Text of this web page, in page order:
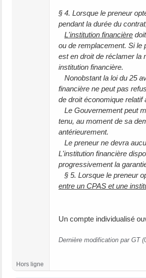
§ 4. Lorsque le preneur
pendant la durée du
L'institution financière
ou de remplacement. Si le
est en droit de réclamer la
institution financière.
Nonobstant la loi du 25
financière ne peut pas
de droit économique
Le Gouvernement peut
tenu, au moment de sa
antérieurement.
Le preneur ne devra
L'institution financière
progressivement la
§ 5. Lorsque le preneur
entre un CPAS et une
Un compte individualisé
Dernière modification par GT
Hors ligne